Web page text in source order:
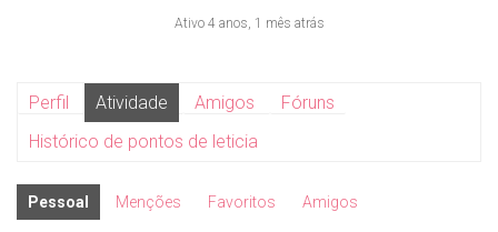
Ativo 4 anos, 1 mês atrás
Perfil Atividade Amigos
Fóruns
Histórico de pontos de leticia
Pessoal Menções Favoritos Amigos